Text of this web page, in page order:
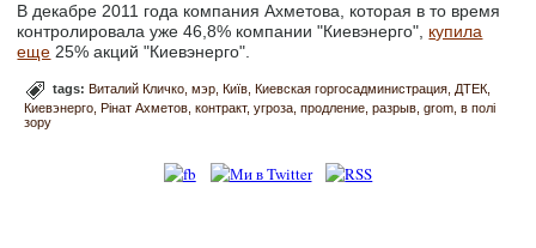
В декабре 2011 года компания Ахметова, которая в то время
контролировала уже 46,8% компании "Киевэнерго", купила
еще 25% акций "Киевэнерго".
tags:Виталий Кличко мэр Київ Киевская горгосадминистрация ДТЕК
Киевэнерго Рінат Ахметов контракт угроза продление разрыв grom в полі
зору